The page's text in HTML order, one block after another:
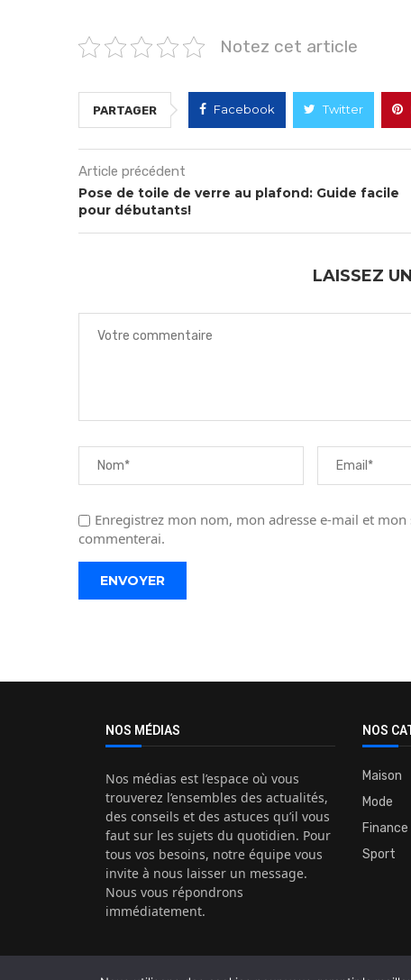
Notez cet article
PARTAGER Facebook Twitter
Article précédent
Pose de toile de verre au plafond: Guide facile
pour débutants!
LAISSEZ
Enregistrez mon nom, mon adresse e-mail et
commenterai.
NOS MÉDIAS
Nos médias est l’espace où vous
trouverez l’ensembles des actualités,
des conseils et des astuces qu’il vous
faut sur les sujets du quotidien. Pour
tous vos besoins, notre équipe vous
invite à nous laisser un message.
Nous vous répondrons
immédiatement.
NOS
Maison
Mode
Finance
Sport